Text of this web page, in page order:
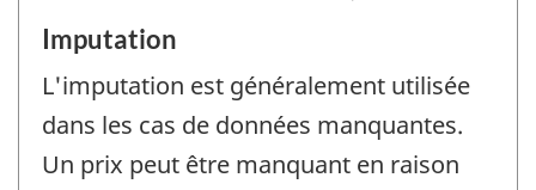
Imputation
L'imputation est généralement utilisée
dans les cas de données manquantes.
Un prix peut être manquant en raison